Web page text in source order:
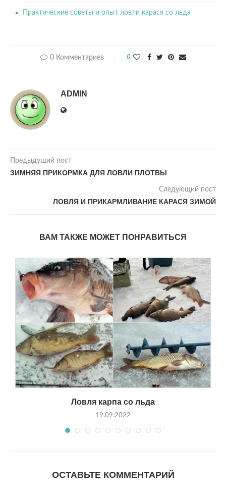
Практические советы и опыт ловли карася со льда
0 Комментариев 0
ADMIN
Предыдущий пост
ЗИМНЯЯ ПРИКОРМКА ДЛЯ ЛОВЛИ ПЛОТВЫ
Следующий пост
ЛОВЛЯ И ПРИКАРМЛИВАНИЕ КАРАСЯ ЗИМОЙ
ВАМ ТАКЖЕ МОЖЕТ ПОНРАВИТЬСЯ
Ловля карпа со льда
19.09.2022
ОСТАВЬТЕ КОММЕНТАРИЙ